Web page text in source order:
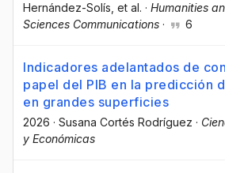
Hernández-Solís , et al. · Humanities
Sciences Communications · 6
Indicadores adelantados de
papel del PIB en la predicción
en grandes superficies
2026 · Susana Cortés Rodríguez ·
y Económicas